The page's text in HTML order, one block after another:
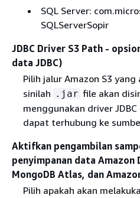
SQL Server:
SQLServerSopir
JDBC Driver S3 Path -
data JDBC)
Pilih jalur Amazon S3 yang
sinilah .jar file akan
menggunakan driver
dapat terhubung ke
Aktifkan pengambilan
penyimpanan data Amazon
MongoDB Atlas, dan
Pilih apakah akan